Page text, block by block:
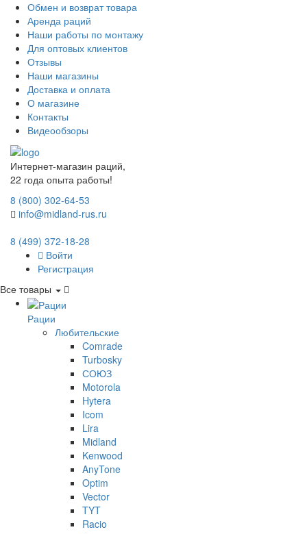
Обмен и возврат товара
Аренда раций
Наши работы по монтажу
Для оптовых клиентов
Отзывы
Наши магазины
Доставка и оплата
О магазине
Контакты
Видеообзоры
Интернет-магазин раций,
22 года опыта работы!
8 (800) 302-64-53
info@midland-rus.ru
8 (499) 372-18-28
Войти
Регистрация
Все товары
Рации
Любительские
Comrade
Turbosky
СОЮЗ
Motorola
Hytera
Icom
Lira
Midland
Kenwood
AnyTone
Optim
Vector
TYT
Racio